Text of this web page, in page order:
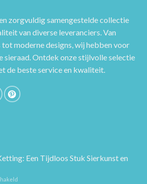
zorgvuldig samengestelde collectie
van diverse leveranciers. Van
moderne designs, wij hebben voor
sieraad. Ontdek onze stijlvolle selectie
de beste service en kwaliteit.
Een Tijdloos Stuk Sierkunst en